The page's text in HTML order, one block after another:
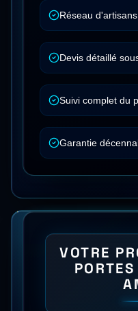
Réseau
Devis détaillé
Suivi complet du
Garantie
VOTRE